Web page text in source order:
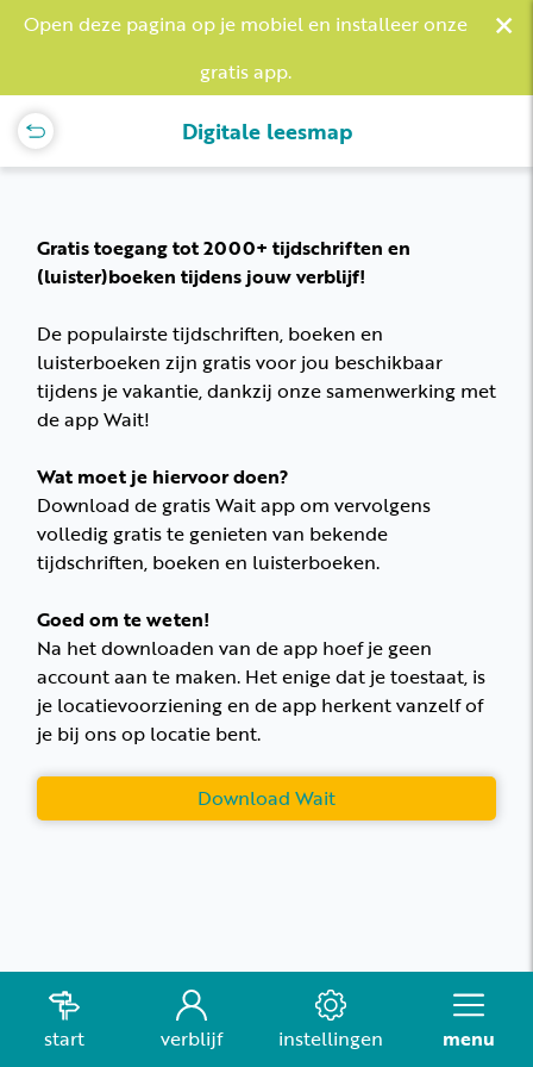
Open deze pagina op je mobiel en installeer onze
gratis app.
×
Digitale leesmap
Gratis toegang tot 2000+ tijdschriften en
(luister)boeken tijdens jouw verblijf!
De populairste tijdschriften, boeken en
luisterboeken zijn gratis voor jou beschikbaar
tijdens je vakantie, dankzij onze samenwerking met
de app Wait!
Wat moet je hiervoor doen?
Download de gratis Wait app om vervolgens
volledig gratis te genieten van bekende
tijdschriften, boeken en luisterboeken.
Goed om te weten!
Na het downloaden van de app hoef je geen
account aan te maken. Het enige dat je toestaat, is
je locatievoorziening en de app herkent vanzelf of
je bij ons op locatie bent.
Download Wait
start verblijf instellingen menu